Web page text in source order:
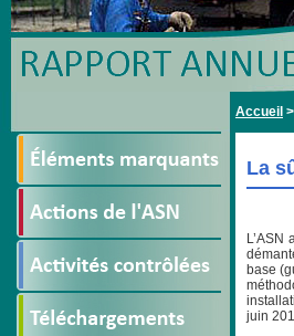
Accueil >
La
base
juin